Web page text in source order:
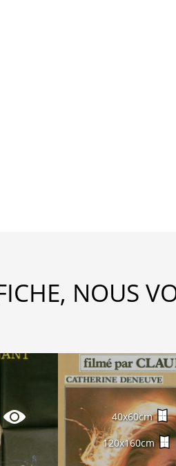
NOUS
40x60cm
120x160cm